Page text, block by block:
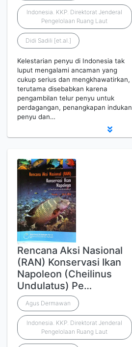
Indonesia. KKP. Direktorat Jenderal
Pengelolaan Ruang Laut
Didi Sadili [et.al.]
Kelestarian penyu di Indonesia tak
luput mengalami ancaman yang
cukup serius dan mengkhawatirkan,
terutama disebabkan karena
pengambilan telur penyu untuk
perdagangan, penangkapan indukan
penyu dan…
Rencana Aksi Nasional
(RAN) Konservasi Ikan
Napoleon (Cheilinus
Undulatus) Pe…
Agus Dermawan
Indonesia. KKP. Direktorat Jenderal
Pengelolaan Ruang Laut